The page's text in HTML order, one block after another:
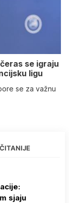
se igraju
ligu
se za važnu
sjaju